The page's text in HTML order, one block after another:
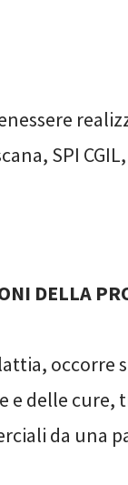
SPI CGIL,
DELLA
occorre
e delle cure,
da una